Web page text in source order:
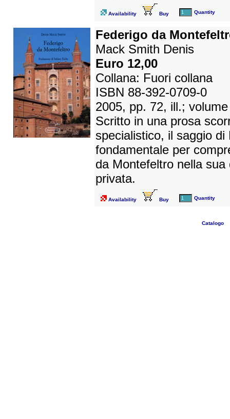
Availability Buy Quantity
Federigo da
Mack Smith Denis
Euro 12,00
Collana: Fuori collana
ISBN 88-392-0709-0
2005, pp. 72, ill.;
Scritto in una prosa
specialistico, il saggio
fondamentale per
da Montefeltro nella
privata.
Availability Buy Quantity
Catalogo